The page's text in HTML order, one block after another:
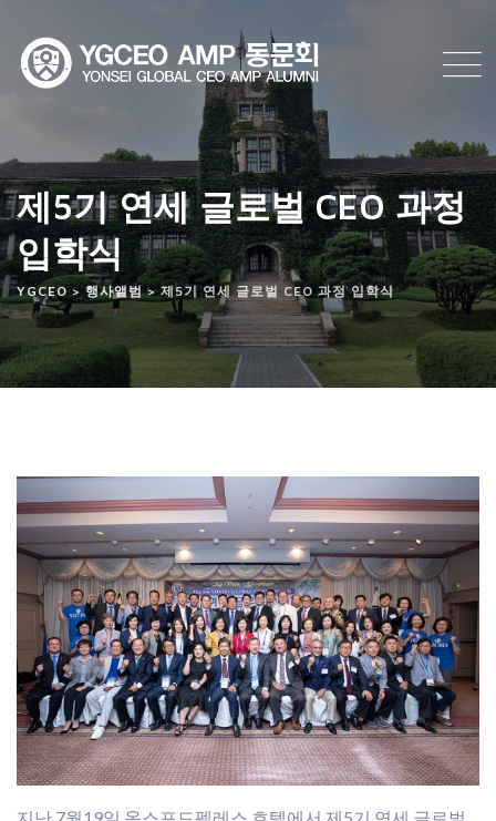
content
제5기 연세 글로벌 CEO 과정
입학식
YGCEO> 행사앨범>제5기 연세 글로벌 CEO 과정 입학식
지난 7월19일 옥스포드펠레스 호텔에서 제5기 연세 글로벌